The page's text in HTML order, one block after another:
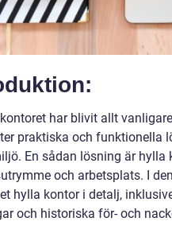
har blivit allt
praktiska och funktionella
En sådan lösning är hylla
och arbetsplats. I
hylla kontor i detalj,
och historiska för- och